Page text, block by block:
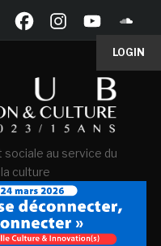
LOGIN
au service du
culture